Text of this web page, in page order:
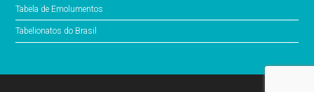
Tabela de Emolumentos
Tabelionatos do Brasil